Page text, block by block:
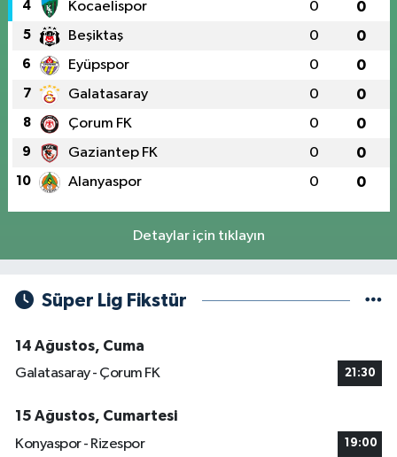
4 Kocaelispor 0 0
5 Beşiktaş 0 0
6 Eyüpspor 0 0
7 Galatasaray 0 0
8 Çorum FK 0 0
9 Gaziantep FK 0 0
10 Alanyaspor 0 0
Detaylar için tıklayın
Süper Lig Fikstür
14 Ağustos, Cuma
Galatasaray - Çorum FK
21:30
15 Ağustos, Cumartesi
Konyaspor - Rizespor
19:00